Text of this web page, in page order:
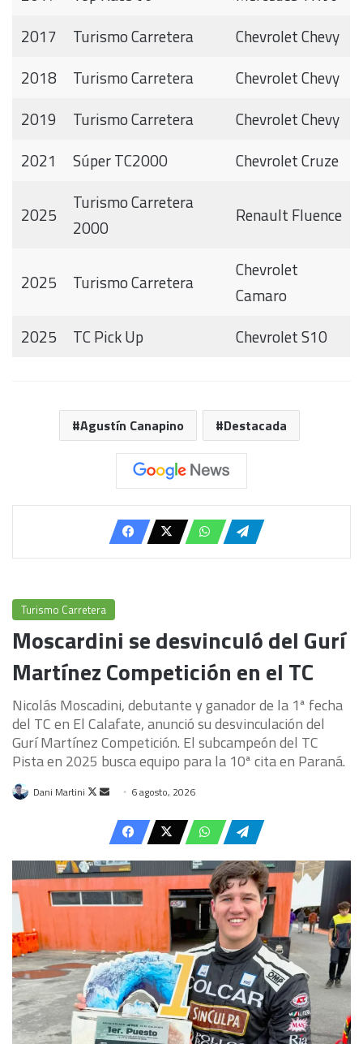
2017
Turismo Carretera
Chevrolet Chevy
2018
Turismo Carretera
Chevrolet Chevy
2019
Turismo Carretera
Chevrolet Chevy
2021
Súper TC2000 Chevrolet Cruze
2025
Turismo Carretera
2000
Renault Fluence
2025 Turismo Carretera
Chevrolet
Camaro
2025
TC Pick Up Chevrolet S10
Agustín Canapino Destacada